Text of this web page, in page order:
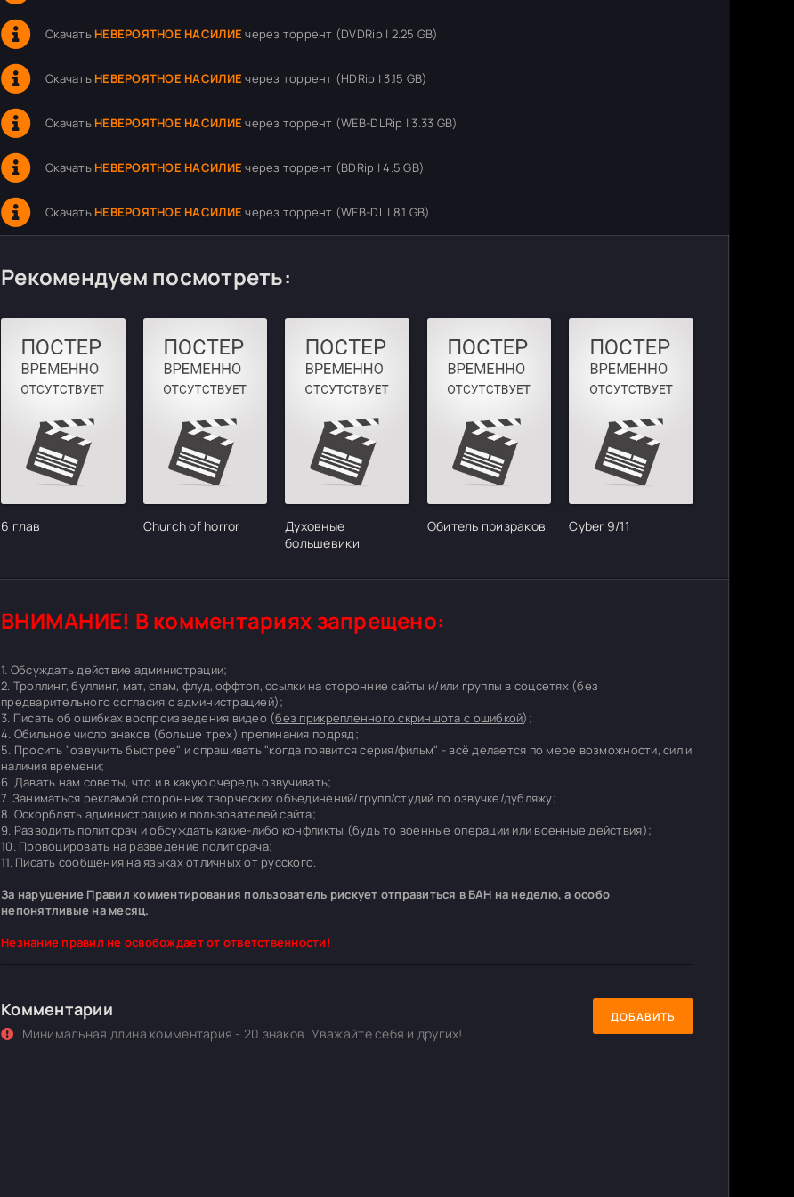
Скачать НЕВЕРОЯТНОЕ НАСИЛИЕ через торрент (DVDRip | 2.25 GB)
Скачать НЕВЕРОЯТНОЕ НАСИЛИЕ через торрент (HDRip | 3.15 GB)
Скачать НЕВЕРОЯТНОЕ НАСИЛИЕ через торрент (WEB-DLRip | 3.33 GB)
Скачать НЕВЕРОЯТНОЕ НАСИЛИЕ через торрент (BDRip | 4.5 GB)
Скачать НЕВЕРОЯТНОЕ НАСИЛИЕ через торрент (WEB-DL | 8.1 GB)
Рекомендуем посмотреть:
6 глав Church of horror
Духовные
большевики
Обитель призраков Cyber 9/11
ВНИМАНИЕ! В комментариях запрещено:
1. Обсуждать действие администрации;
2. Троллинг, буллинг, мат, спам, флуд, оффтоп, ссылки на сторонние сайты и/или группы в соцсетях (без
предварительного согласия с администрацией);
3. Писать об ошибках воспроизведения видео (без прикрепленного скриншота с ошибкой);
4. Обильное число знаков (больше трех) препинания подряд;
5. Просить "озвучить быстрее" и спрашивать "когда появится серия/фильм" - всё делается по мере возможности, сил и
наличия времени;
6. Давать нам советы, что и в какую очередь озвучивать;
7. Заниматься рекламой сторонних творческих объединений/групп/студий по озвучке/дубляжу;
8. Оскорблять администрацию и пользователей сайта;
9. Разводить политсрач и обсуждать какие-либо конфликты (будь то военные операции или военные действия);
10. Провоцировать на разведение политсрача;
11. Писать сообщения на языках отличных от русского.
За нарушение Правил комментирования пользователь рискует отправиться в БАН на неделю, а особо
непонятливые на месяц.
Незнание правил не освобождает от ответственности!
Комментарии
Минимальная длина комментария - 20 знаков. Уважайте себя и других!
ДОБАВИТЬ